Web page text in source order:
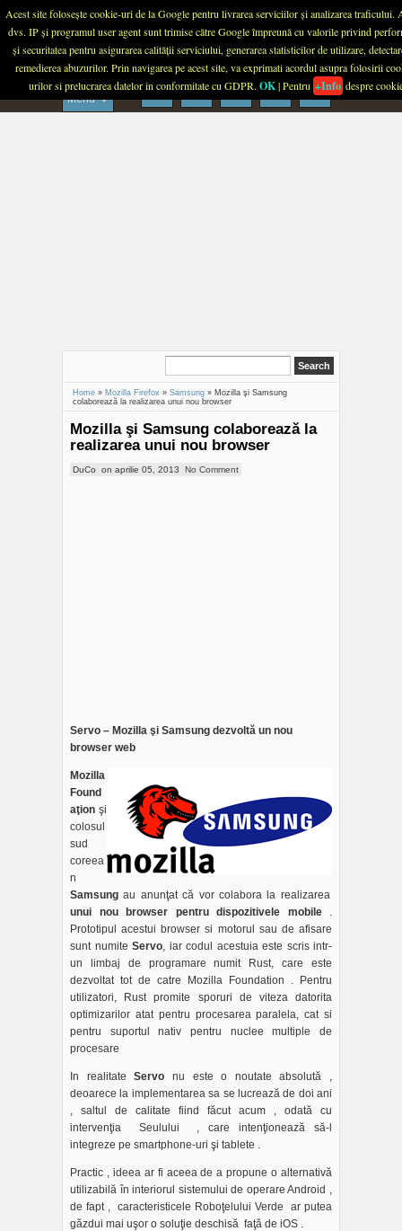
Menu
PLANETA TECH
Menu
Home » Mozilla Firefox » Samsung » Mozilla şi Samsung
colaborează la realizarea unui nou browser
Mozilla şi Samsung colaborează la
realizarea unui nou browser
DuCo on aprilie 05, 2013 No Comment
Servo – Mozilla şi Samsung dezvoltă un nou
browser web
Mozilla
Found
aţion şi
colosul
sud
coreea
n
Samsung au anunţat că vor colabora la realizarea
unui nou browser pentru dispozitivele mobile.
Prototipul acestui browser si motorul sau de afisare
sunt numite Servo, iar codul acestuia este scris intr-
un limbaj de programare numit Rust, care este
dezvoltat tot de catre Mozilla Foundation . Pentru
utilizatori, Rust promite sporuri de viteza datorita
optimizarilor atat pentru procesarea paralela, cat si
pentru suportul nativ pentru nuclee multiple de
procesare
In realitateServo nu este o noutate absolută ,
deoarece la implementarea sa se lucrează de doi ani
, saltul de calitate fiind făcut acum , odată cu
intervenţia Seulului , care intenţionează să-l
integreze pe smartphone-uri şi tablete .
Practic , ideea ar fi aceea de a propune o alternativă
utilizabilă în interiorul sistemului de operare Android ,
de fapt , caracteristicele Roboţelului Verde ar putea
găzdui mai uşor o soluţie deschisă faţă de iOS .
Acest site folosește cookie-uri de la Google pentru livrarea serviciilor și analizarea traficului.
dvs. IP și programul user agent sunt trimise către Google împreună cu valorile privind
și securitatea pentru asigurarea calității serviciului, generarea statisticilor de utilizare,
remedierea abuzurilor. Prin navigarea pe acest site, va exprimati acordul asupra folosirii
urilor si prelucrarea datelor in conformitate cu GDPR. OK| Pentru +Info despre